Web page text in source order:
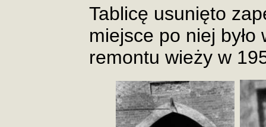
Tablicę usunięto
miejsce po niej
remontu wieży w